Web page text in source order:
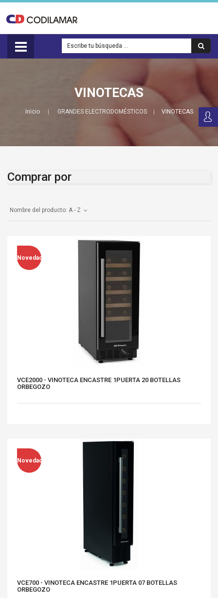
VINOTECAS
Inicio GRANDES ELECTRODOMÉSTICOS VINOTECAS
Comprar por
Nombre del producto: A - Z
Novedad
VCE2000 - VINOTECA ENCASTRE 1PUERTA 20 BOTELLAS
ORBEGOZO
Novedad
VCE700 - VINOTECA ENCASTRE 1PUERTA 07 BOTELLAS
ORBEGOZO